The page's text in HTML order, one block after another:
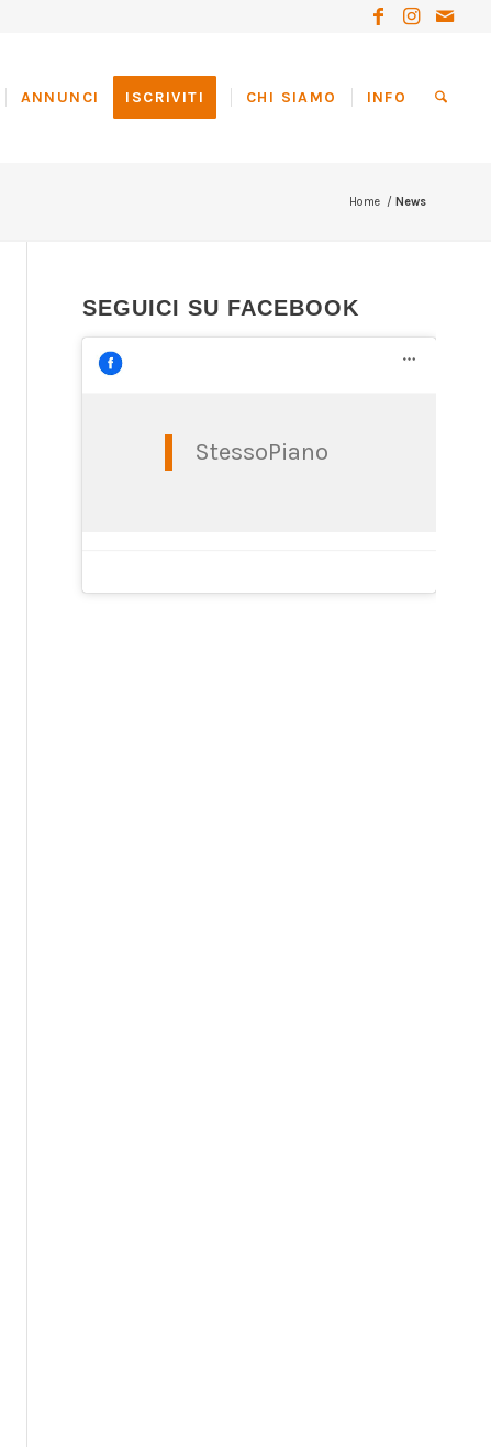
ANNUNCI ISCRIVITI CHI SIAMO INFO
Home / News
SEGUICI SU FACEBOOK
StessoPiano